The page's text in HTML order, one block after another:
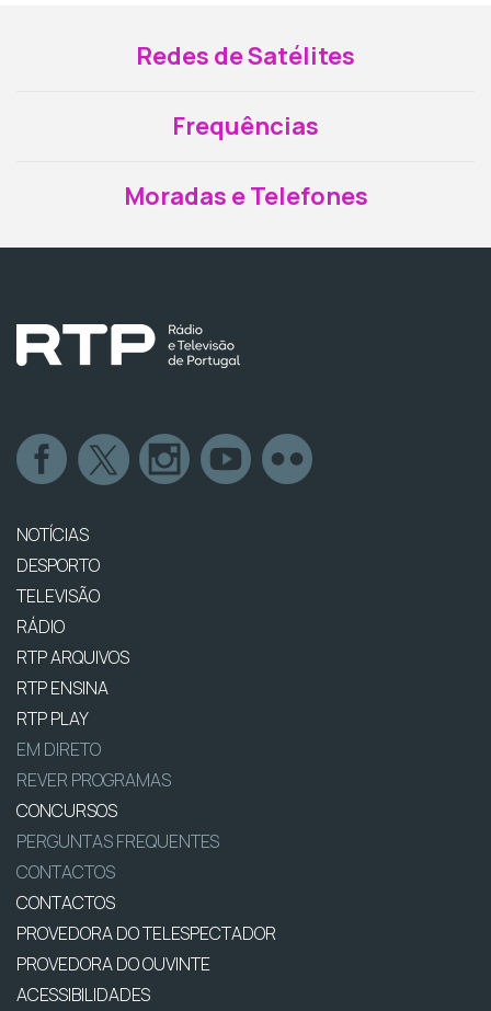
Redes de Satélites
Frequências
Moradas e Telefones
NOTÍCIAS
DESPORTO
TELEVISÃO
RÁDIO
RTP ARQUIVOS
RTP ENSINA
RTP PLAY
EM DIRETO
REVER PROGRAMAS
CONCURSOS
PERGUNTAS FREQUENTES
CONTACTOS
CONTACTOS
PROVEDORA DO TELESPECTADOR
PROVEDORA DO OUVINTE
ACESSIBILIDADES